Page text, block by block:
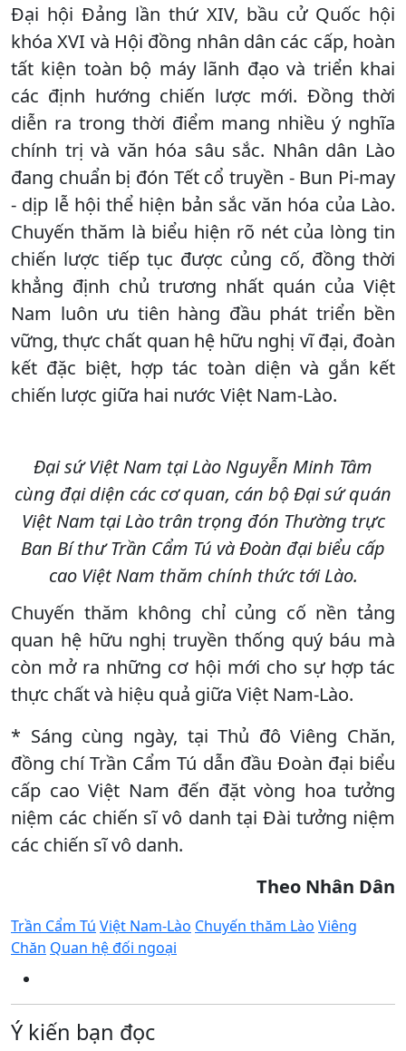
Đại hội Đảng lần thứ XIV, bầu cử Quốc hội
khóa XVI và Hội đồng nhân dân các cấp, hoàn
tất kiện toàn bộ máy lãnh đạo và triển khai
các định hướng chiến lược mới. Đồng thời
diễn ra trong thời điểm mang nhiều ý nghĩa
chính trị và văn hóa sâu sắc. Nhân dân Lào
đang chuẩn bị đón Tết cổ truyền - Bun Pi-may
- dịp lễ hội thể hiện bản sắc văn hóa của Lào.
Chuyến thăm là biểu hiện rõ nét của lòng tin
chiến lược tiếp tục được củng cố, đồng thời
khẳng định chủ trương nhất quán của Việt
Nam luôn ưu tiên hàng đầu phát triển bền
vững, thực chất quan hệ hữu nghị vĩ đại, đoàn
kết đặc biệt, hợp tác toàn diện và gắn kết
chiến lược giữa hai nước Việt Nam-Lào.
Đại sứ Việt Nam tại Lào Nguyễn Minh Tâm
cùng đại diện các cơ quan, cán bộ Đại sứ quán
Việt Nam tại Lào trân trọng đón Thường trực
Ban Bí thư Trần Cẩm Tú và Đoàn đại biểu cấp
cao Việt Nam thăm chính thức tới Lào.
Chuyến thăm không chỉ củng cố nền tảng
quan hệ hữu nghị truyền thống quý báu mà
còn mở ra những cơ hội mới cho sự hợp tác
thực chất và hiệu quả giữa Việt Nam-Lào.
* Sáng cùng ngày, tại Thủ đô Viêng Chăn,
đồng chí Trần Cẩm Tú dẫn đầu Đoàn đại biểu
cấp cao Việt Nam đến đặt vòng hoa tưởng
niệm các chiến sĩ vô danh tại Đài tưởng niệm
các chiến sĩ vô danh.
Theo Nhân Dân
Trần Cẩm Tú Việt Nam-Lào Chuyến thăm Lào Viêng
Chăn Quan hệ đối ngoại
Ý kiến bạn đọc